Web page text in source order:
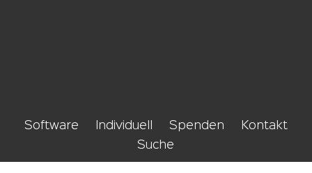
Software Individuell Spenden
Kontakt
Suche